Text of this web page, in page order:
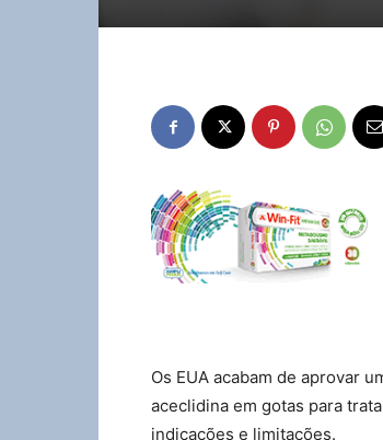
Os EUA acabam de aprovar
aceclidina em gotas para
indicações e limitações.